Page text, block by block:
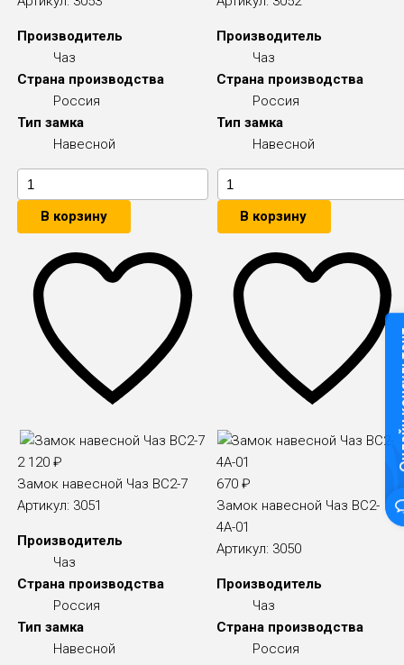
Производитель
Чаз
Страна производства
Россия
Тип замка
Навесной
В корзину
Производитель
Чаз
Страна производства
Россия
Тип замка
Навесной
В корзину
2 120₽
Замок навесной Чаз ВС2-7
Артикул: 3051
Производитель
Чаз
Страна производства
Россия
Тип замка
Навесной
670₽
Замок навесной Чаз ВС2-
4А-01
Артикул: 3050
Производитель
Чаз
Страна производства
Россия